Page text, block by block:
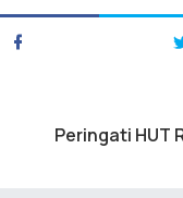
Peringati HUT